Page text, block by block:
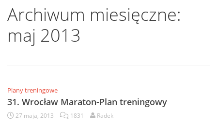
Archiwum miesięczne:
maj 2013
Plany treningowe
31. Wrocław Maraton-Plan treningowy
27 maja, 2013 1831 Radek